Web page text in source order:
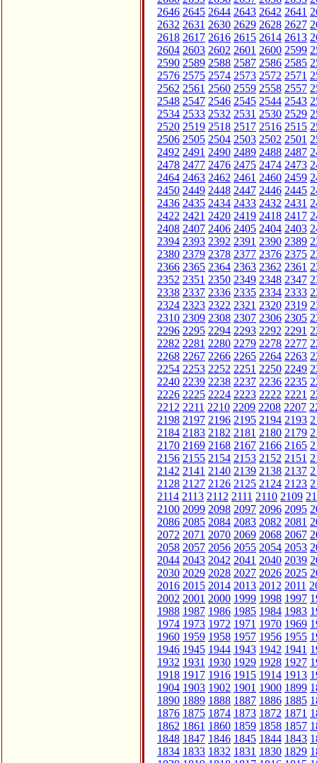
2646 2645 2644 2643 2642 2641
2632 2631 2630 2629 2628 2627
2618 2617 2616 2615 2614 2613
2604 2603 2602 2601 2600 2599
2590 2589 2588 2587 2586 2585
2576 2575 2574 2573 2572 2571
2562 2561 2560 2559 2558 2557
2548 2547 2546 2545 2544 2543
2534 2533 2532 2531 2530 2529
2520 2519 2518 2517 2516 2515
2506 2505 2504 2503 2502 2501
2492 2491 2490 2489 2488 2487
2478 2477 2476 2475 2474 2473
2464 2463 2462 2461 2460 2459
2450 2449 2448 2447 2446 2445
2436 2435 2434 2433 2432 2431
2422 2421 2420 2419 2418 2417
2408 2407 2406 2405 2404 2403
2394 2393 2392 2391 2390 2389
2380 2379 2378 2377 2376 2375
2366 2365 2364 2363 2362 2361
2352 2351 2350 2349 2348 2347
2338 2337 2336 2335 2334 2333
2324 2323 2322 2321 2320 2319
2310 2309 2308 2307 2306 2305
2296 2295 2294 2293 2292 2291
2282 2281 2280 2279 2278 2277
2268 2267 2266 2265 2264 2263
2254 2253 2252 2251 2250 2249
2240 2239 2238 2237 2236 2235
2226 2225 2224 2223 2222 2221
2212 2211 2210 2209 2208 2207
2198 2197 2196 2195 2194 2193
2184 2183 2182 2181 2180 2179
2170 2169 2168 2167 2166 2165
2156 2155 2154 2153 2152 2151
2142 2141 2140 2139 2138 2137
2128 2127 2126 2125 2124 2123
2114 2113 2112 2111 2110 2109
2100 2099 2098 2097 2096 2095
2086 2085 2084 2083 2082 2081
2072 2071 2070 2069 2068 2067
2058 2057 2056 2055 2054 2053
2044 2043 2042 2041 2040 2039
2030 2029 2028 2027 2026 2025
2016 2015 2014 2013 2012 2011
2002 2001 2000 1999 1998 1997
1988 1987 1986 1985 1984 1983
1974 1973 1972 1971 1970 1969
1960 1959 1958 1957 1956 1955
1946 1945 1944 1943 1942 1941
1932 1931 1930 1929 1928 1927
1918 1917 1916 1915 1914 1913
1904 1903 1902 1901 1900 1899
1890 1889 1888 1887 1886 1885
1876 1875 1874 1873 1872 1871
1862 1861 1860 1859 1858 1857
1848 1847 1846 1845 1844 1843
1834 1833 1832 1831 1830 1829